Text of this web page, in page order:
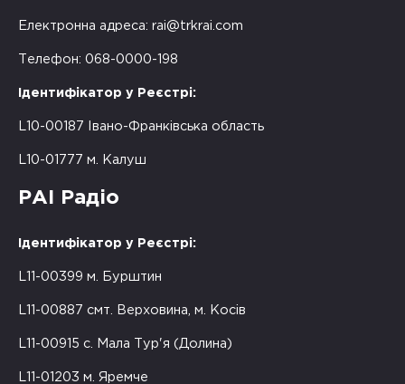
Електронна адреса: rai@trkrai.com
Телефон: 068-0000-198
Ідентифікатор у Реєстрі:
L10-00187 Івано-Франківська область
L10-01777 м. Калуш
РАІ Радіо
Ідентифікатор у Реєстрі:
L11-00399 м. Бурштин
L11-00887 смт. Верховина, м. Косів
L11-00915 с. Мала Тур'я (Долина)
L11-01203 м. Яремче